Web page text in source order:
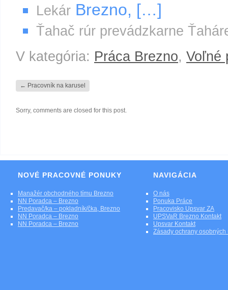
Lekár Brezno, […]
Ťahač rúr prevádzkarne
V kategória: Práca Brezno, Voľné
← Pracovník na karusel
Sorry, comments are closed for this post.
NOVÉ PRACOVNÉ PONUKY
Manažér obchodného tímu Brezno
NN Poradca – Brezno
Predavač/ka – pokladník/čka, Brezno
NN Poradca – Brezno
NN Poradca – Brezno
NAVIGÁCIA
O nás
Ponuka Práce
Pracovisko Upsvar ZA
UPSVaR Brezno Kontakt
Upsvar Kontakt
Zásady ochrany osobných